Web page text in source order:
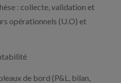
: collecte, validation et
opérationnels (U.O) et
de bord (P&L, bilan,